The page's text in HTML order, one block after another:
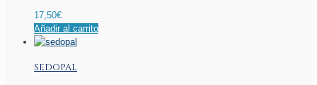
17,50€
Añadir al carrito
SEDOPAL